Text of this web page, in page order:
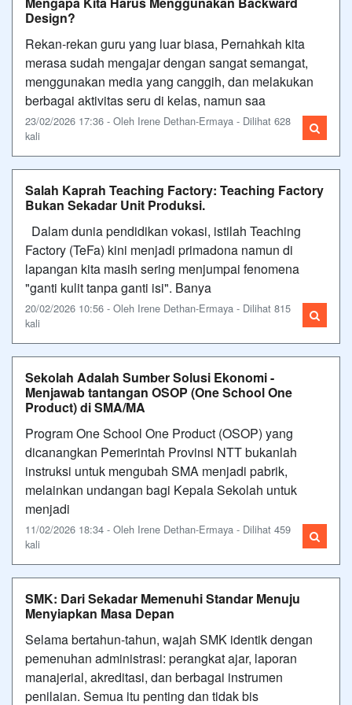
Design?
Rekan-rekan guru yang luar biasa, Pernahkah kita
merasa sudah mengajar dengan sangat semangat,
menggunakan media yang canggih, dan melakukan
berbagai aktivitas seru di kelas, namun saa
23/02/2026 17:36 - Oleh Irene Dethan-Ermaya - Dilihat 628
kali
Salah Kaprah Teaching Factory: Teaching Factory
Bukan Sekadar Unit Produksi.
Dalam dunia pendidikan vokasi, istilah Teaching
Factory (TeFa) kini menjadi primadona namun di
lapangan kita masih sering menjumpai fenomena
"ganti kulit tanpa ganti isi". Banya
20/02/2026 10:56 - Oleh Irene Dethan-Ermaya - Dilihat 815
kali
Sekolah Adalah Sumber Solusi Ekonomi -
Menjawab tantangan OSOP (One School One
Product) di SMA/MA
Program One School One Product (OSOP) yang
dicanangkan Pemerintah Provinsi NTT bukanlah
instruksi untuk mengubah SMA menjadi pabrik,
melainkan undangan bagi Kepala Sekolah untuk
menjadi
11/02/2026 18:34 - Oleh Irene Dethan-Ermaya - Dilihat 459
kali
SMK: Dari Sekadar Memenuhi Standar Menuju
Menyiapkan Masa Depan
Selama bertahun-tahun, wajah SMK identik dengan
pemenuhan administrasi: perangkat ajar, laporan
manajerial, akreditasi, dan berbagai instrumen
penilaian. Semua itu penting dan tidak bis